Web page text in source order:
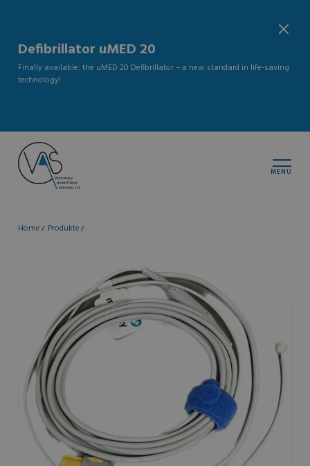
Defibrillator uMED 20
Finally available: the uMED 20 Defibrillator – a new standard in life-saving
technology!
MENU
Home Produkte